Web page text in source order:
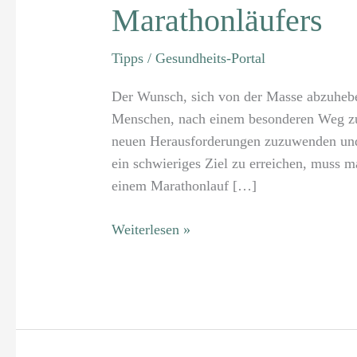
Marathonläufers
Tipps /Gesundheits-Portal
Der Wunsch, sich von der Masse
Menschen, nach einem besonderen Weg
neuen Herausforderungen zuzuwenden
ein schwieriges Ziel zu erreichen, muss
einem Marathonlauf […]
Weiterlesen »